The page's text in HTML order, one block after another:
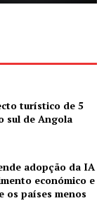
turístico de 5
sul de Angola
adopção da IA
económico e
os países menos